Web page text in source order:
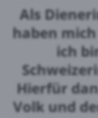
Als
haben
ich
Hierfür
Volk und